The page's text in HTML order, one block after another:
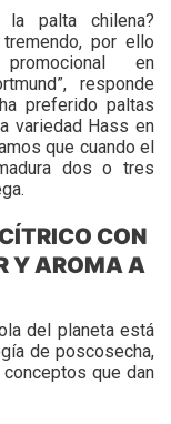
palta chilena?
por ello
en
responde
preferido paltas
variedad Hass en
que cuando el
dos o tres
CON
Y AROMA A
del planeta está
de poscosecha,
que dan